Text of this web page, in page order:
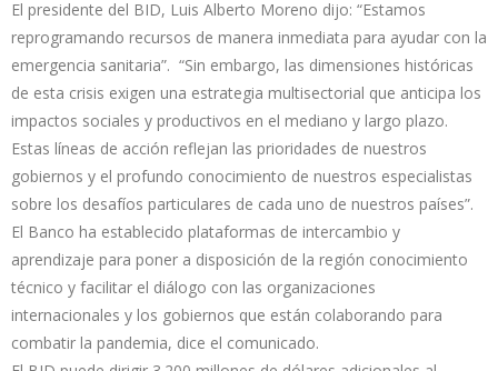
El presidente del BID, Luis Alberto Moreno dijo: “Estamos
reprogramando recursos de manera inmediata para ayudar con la
emergencia sanitaria”. “Sin embargo, las dimensiones históricas
de esta crisis exigen una estrategia multisectorial que anticipa los
impactos sociales y productivos en el mediano y largo plazo.
Estas líneas de acción reflejan las prioridades de nuestros
gobiernos y el profundo conocimiento de nuestros especialistas
sobre los desafíos particulares de cada uno de nuestros países”.
El Banco ha establecido plataformas de intercambio y
aprendizaje para poner a disposición de la región conocimiento
técnico y facilitar el diálogo con las organizaciones
internacionales y los gobiernos que están colaborando para
combatir la pandemia, dice el comunicado.